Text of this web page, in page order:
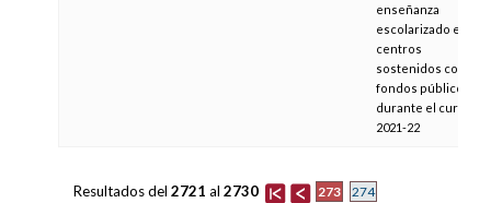
enseñanza
escolarizado en
centros
sostenidos con
fondos públicos
durante el curso
2021-22
273 274
Resultados del 2721 al 2730